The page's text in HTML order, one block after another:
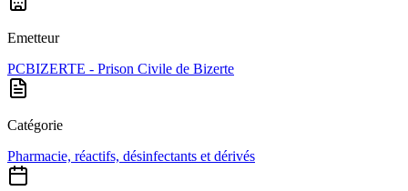
Emetteur
PCBIZERTE - Prison Civile de Bizerte
Catégorie
Pharmacie, réactifs, désinfectants et dérivés